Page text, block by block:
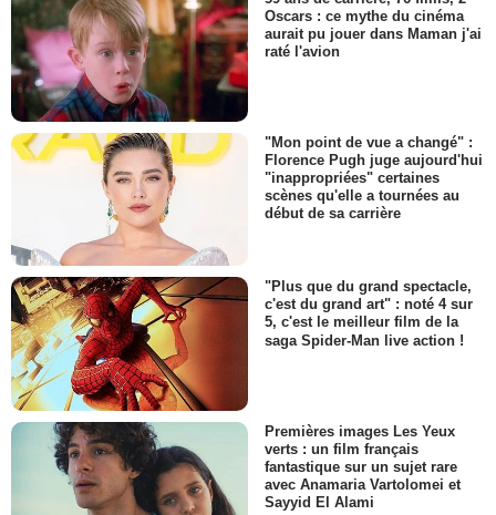
Oscars : ce mythe du cinéma
aurait pu jouer dans Maman j'ai
raté l'avion
"Mon point de vue a changé" :
Florence Pugh juge aujourd'hui
"inappropriées" certaines
scènes qu'elle a tournées au
début de sa carrière
"Plus que du grand spectacle,
c'est du grand art" : noté 4 sur
5, c'est le meilleur film de la
saga Spider-Man live action !
Premières images Les Yeux
verts : un film français
fantastique sur un sujet rare
avec Anamaria Vartolomei et
Sayyid El Alami